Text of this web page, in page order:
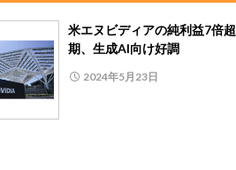
米エヌビディアの純利益7倍
期、生成AI向け好調
2024年5月23日